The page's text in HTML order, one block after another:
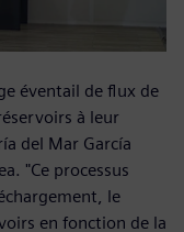
éventail de flux de
à leur
del Mar García
"Ce processus
le
en fonction de la